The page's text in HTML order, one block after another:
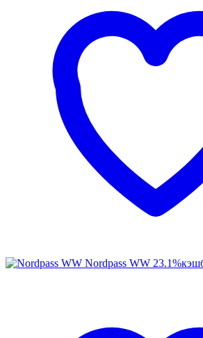
Nordpass WW 23.1%